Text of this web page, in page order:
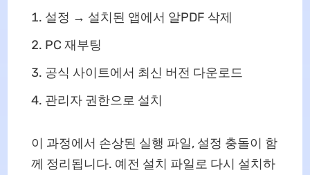
설정 → 설치된 앱에서 알PDF 삭제
PC 재부팅
공식 사이트에서 최신 버전 다운로드
관리자 권한으로 설치
이 과정에서 손상된 실행 파일, 설정 충돌이 함
께 정리됩니다. 예전 설치 파일로 다시 설치하